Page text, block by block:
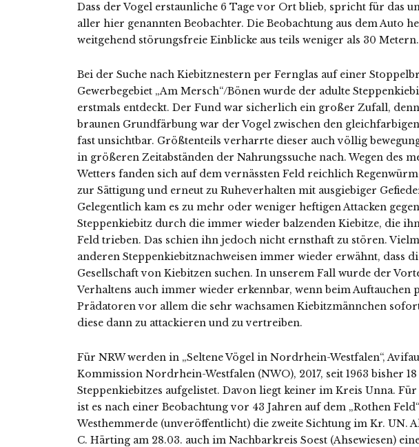
Dass der Vogel erstaunliche 6 Tage vor Ort blieb, spricht für das
aller hier genannten Beobachter. Die Beobachtung aus dem Auto
weitgehend störungsfreie Einblicke aus teils weniger als 30 Metern.
Bei der Suche nach Kiebitznestern per Fernglas auf einer
Gewerbegebiet „Am Mersch“/Bönen wurde der adulte
erstmals entdeckt. Der Fund war sicherlich ein großer Zufall,
braunen Grundfärbung war der Vogel zwischen den
fast unsichtbar. Größtenteils verharrte dieser auch völlig
in größeren Zeitabständen der Nahrungssuche nach. Wegen des
Wetters fanden sich auf dem vernässten Feld reichlich
zur Sättigung und erneut zu Ruheverhalten mit ausgiebiger
Gelegentlich kam es zu mehr oder weniger heftigen Attacken
Steppenkiebitz durch die immer wieder balzenden Kiebitze, die
Feld trieben. Das schien ihn jedoch nicht ernsthaft zu stören.
anderen Steppenkiebitznachweisen immer wieder erwähnt, dass
Gesellschaft von Kiebitzen suchen. In unserem Fall wurde der
Verhaltens auch immer wieder erkennbar, wenn beim Auftauchen
Prädatoren vor allem die sehr wachsamen Kiebitzmännchen
diese dann zu attackieren und zu vertreiben.
Für NRW werden in „Seltene Vögel in Nordrhein-Westfalen“,
Kommission Nordrhein-Westfalen (NWO), 2017, seit 1963 bisher 18
Steppenkiebitzes aufgelistet. Davon liegt keiner im Kreis Unna.
ist es nach einer Beobachtung vor 43 Jahren auf dem „Rothen
Westhemmerde (unveröffentlicht) die zweite Sichtung im Kr. UN.
C. Härting am 28.03. auch im Nachbarkreis Soest (Ahsewiesen)